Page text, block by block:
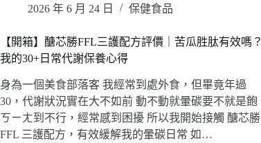
2026 年 6 月 24 日 保健食品
【開箱】醣芯勝FFL三護配方評價｜苦瓜胜肽有效嗎？
我的30+日常代謝保養心得
身為一個美食部落客 我經常到處外食，但畢竟年過
30，代謝狀況實在大不如前 動不動就暈碳要不就是飽
ㄎㄧㄤ到不行，經常感到困擾 所以我開始接觸 醣芯勝
FFL 三護配方，有效緩解我的暈碳日常 如…